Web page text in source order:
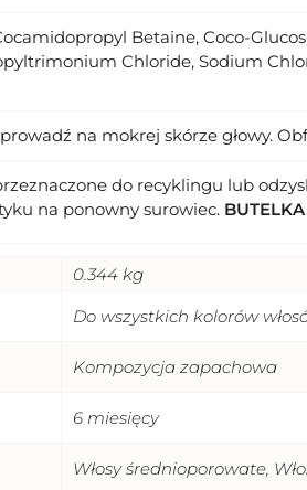
Betaine, Coco-
Chloride, Sodium
na mokrej skórze głowy.
do recyklingu lub
na ponowny surowiec.
0.344 kg
Do wszystkich kolorów
Kompozycja zapachowa
6 miesięcy
Włosy średnioporowate,